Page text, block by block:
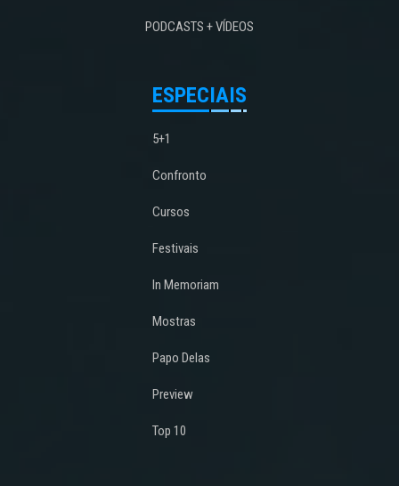
PODCASTS + VÍDEOS
ESPECIAIS
5+1
Confronto
Cursos
Festivais
In Memoriam
Mostras
Papo Delas
Preview
Top 10